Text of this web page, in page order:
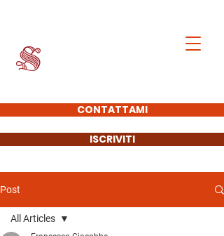
CONTATTAMI
ISCRIVITI
Post
All Articles